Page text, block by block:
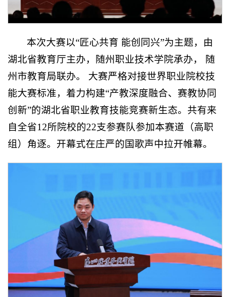
本次大赛以“匠心共育 能创同兴”为主题，由
湖北省教育厅主办，随州职业技术学院承办， 随
州市教育局联办。 大赛严格对接世界职业院校技
能大赛标准，着力构建“产教深度融合、赛教协同
创新”的湖北省职业教育技能竞赛新生态。共有来
自全省12所院校的22支参赛队参加本赛道（高职
组）角逐。开幕式在庄严的国歌声中拉开帷幕。